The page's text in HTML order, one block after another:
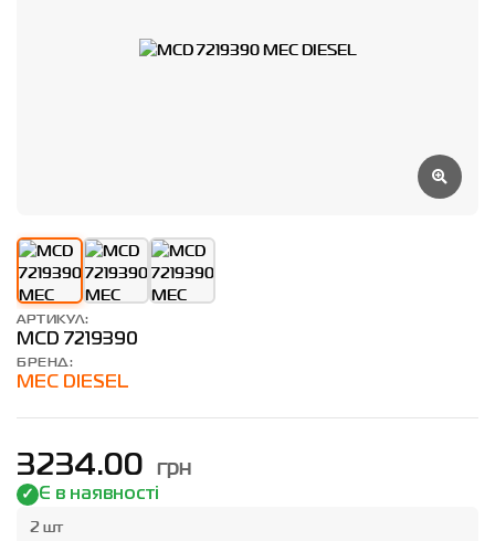
Особистий кабінет
АРТИКУЛ:
MCD 7219390
БРЕНД:
MEC DIESEL
3234.00 грн
Є в наявності
2 шт